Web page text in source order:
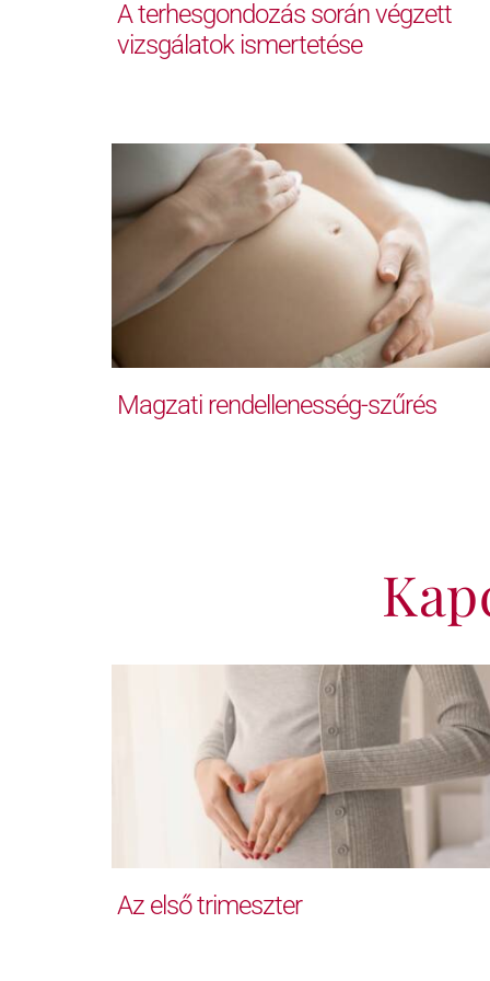
A terhesgondozás során végzett
vizsgálatok ismertetése
Magzati rendellenesség-szűrés
Az első trimeszter